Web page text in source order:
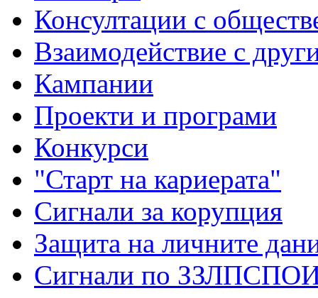
Консултации с
Взаимодействие с
Кампании
Проекти и програми
Конкурси
"Старт на кариерата"
Сигнали за корупция
Защита на личните
Сигнали по